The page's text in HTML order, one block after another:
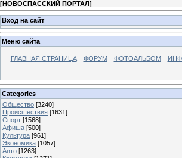
[НОВОСПАССКИЙ ПОРТАЛ]
Вход на сайт
Меню сайта
ГЛАВНАЯ СТРАНИЦА ФОРУМ ФОТОАЛЬБОМ
Categories
Общество [3240]
Происшествия [1631]
Спорт [1568]
Афиша [500]
Культура [961]
Экономика [1057]
Авто [1263]